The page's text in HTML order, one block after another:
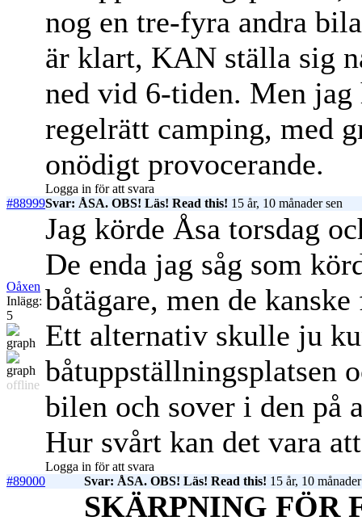
nog en tre-fyra andra
är klart, KAN ställa sig
ned vid 6-tiden. Men jag
regelrätt camping, med
onödigt provocerande.
Logga in för att svara
#88999Svar: ÅSA. OBS! Läs! Read this! 15 år, 10 månader sen
Oåxen
Inlägg:
5
offline
Jag körde Åsa torsdag
De enda jag såg som
båtägare, men de
Ett alternativ skulle ju
båtuppställningsplatsen
bilen och sover i den på
Hur svårt kan det vara
Logga in för att svara
#89000
Svar: ÅSA. OBS! Läs! Read this! 15 år, 10
SKÄRPNING FÖR